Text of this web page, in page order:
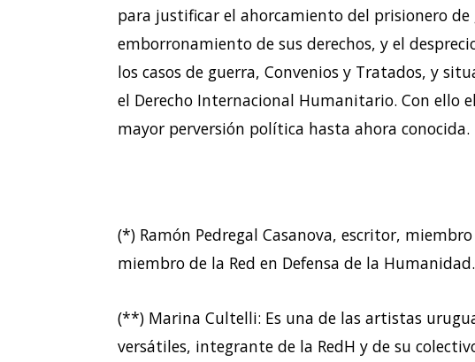
para justificar el ahorcamiento del prisionero
emborronamiento de sus derechos, y el
los casos de guerra, Convenios y Tratados, y
el Derecho Internacional Humanitario. Con ello
mayor perversión política hasta ahora conocida.
(*) Ramón Pedregal Casanova, escritor,
miembro de la Red en Defensa de la Humanidad.
(**) Marina Cultelli: Es una de las artistas
versátiles, integrante de la RedH y de su